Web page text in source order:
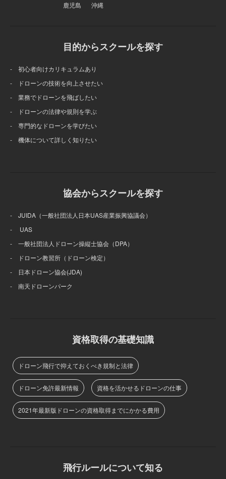
鹿児島
沖縄
目的からスクールを探す
- 初心者向けカリキュラムあり
- ドローンの技術を向上させたい
- 業務でドローンを飛ばしたい
- ドローンの法律や規則を学ぶ
- 専門的なドローンを学びたい
- 機体について詳しく知りたい
協会からスクールを探す
- JUIDA（一般社団法人日本UAS産業振興協議会）
- UAS
- 一般社団法人ドローン操縦士協会（DPA）
- ドローン教習所（ドローン検定）
- 日本ドローン協会(JDA)
- 南天ドローンパーク
資格取得の基礎知識
ドローン飛行で抑えておくべき規制と法律
ドローン免許最新情報 資格を活かせるドローンの仕事
2021年最新版ドローンの資格取得までにかかる費用
飛行ルールについて知る